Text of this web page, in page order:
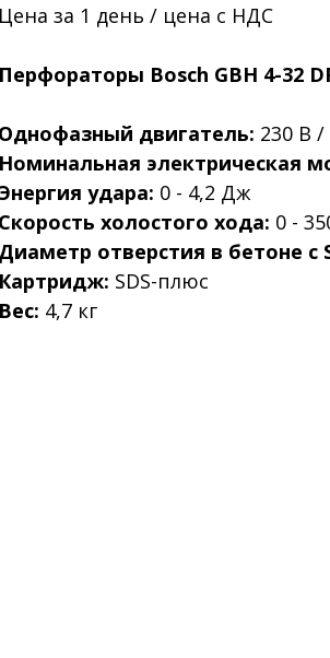
Цена за 1 день / цена с НДС
Перфораторы Bosch GBH 4-32
Однофазный двигатель: 230 В /
Номинальная электрическая
Энергия удара: 0 - 4,2 Дж
Скорость холостого хода: 0 -
Диаметр отверстия в бетоне с
Картридж: SDS-плюс
Вес: 4,7 кг